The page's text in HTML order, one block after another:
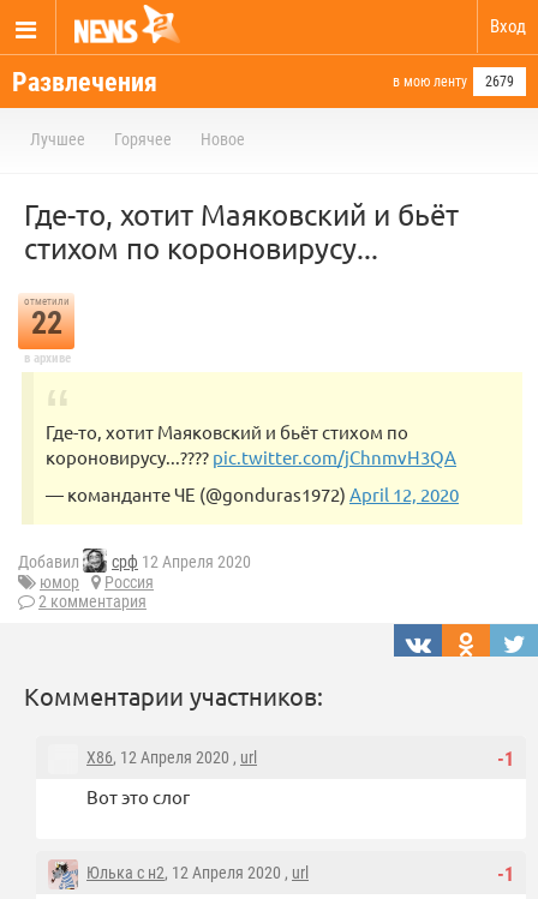
Вход
Развлечения в мою ленту 2679
Лучшее Горячее Новое
Где-то, хотит Маяковский и бьёт
стихом по короновирусу...
отметили
22
в архиве
Где-то, хотит Маяковский и бьёт стихом по
короновирусу...???? pic.twitter.com/jChnmvH3QA
— команданте ЧЕ (@gonduras1972) April 12, 2020
Добавил срф 12 Апреля 2020
юмор
Россия
2 комментария
Комментарии участников:
-1
X86, 12 Апреля 2020 , url
Вот это слог
-1
Юлька с н2, 12 Апреля 2020 , url